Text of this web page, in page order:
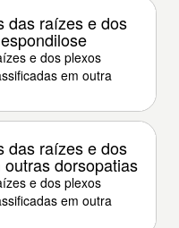
das raízes e dos
e dos plexos
em outra
das raízes e dos
dorsopatias
e dos plexos
em outra